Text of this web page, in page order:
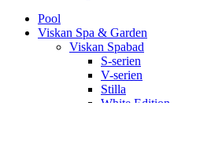
Pool
Viskan Spa & Garden
Viskan Spabad
S-serien
V-serien
Stilla
White Edition